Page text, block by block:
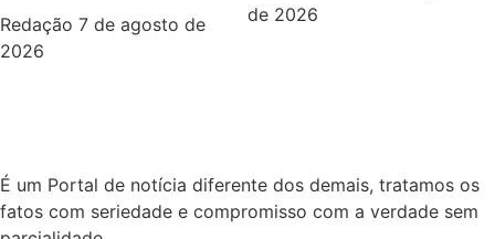
Redação 7 de agosto de
2026
de 2026
É um Portal de notícia diferente dos demais, tratamos os
fatos com seriedade e compromisso com a verdade sem